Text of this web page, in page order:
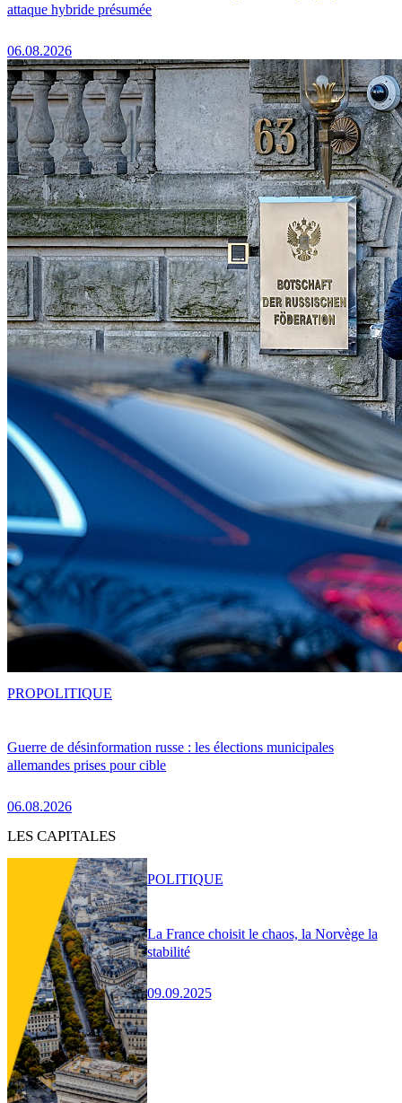
attaque hybride présumée
06.08.2026
Guerre de désinformation russe : les élections municipales
allemandes prises pour cible
06.08.2026
PROPOLITIQUE
LES CAPITALES
La France choisit le chaos, la Norvège la
stabilité
09.09.2025
POLITIQUE